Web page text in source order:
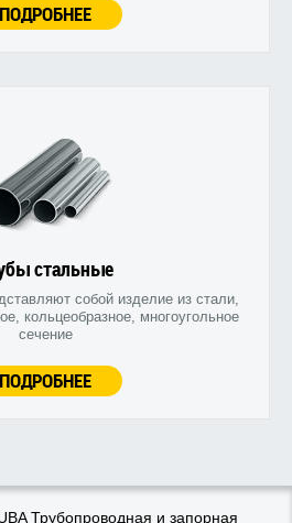
ПОДРОБНЕЕ
стальные
собой изделие из стали,
кольцеобразное, многоугольное
сечение
ПОДРОБНЕЕ
Трубопроводная и запорная